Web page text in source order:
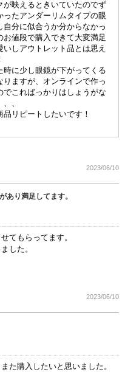
が映えるときいていたのでず
ったアンダーリムタイプの眼
自分に似合うか分からなかっ
お値段で購入できて大変満足
いしアウトレット品とは思え
時に少し眼鏡が下がってくる
りますが、オンラインで作っ
でこればっかりはしょうがな
、
品リピートしたいです！
2023/06/10
あり満足してます。
てもらってます。
した。
2023/06/10
た購入したいと思いました。